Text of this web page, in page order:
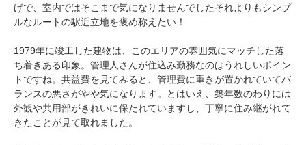
げで、室内ではそこまで気になりませんでしたそれよりもシンプ
ルなルートの駅近立地を褒め称えたい！
1979年に竣工した建物は、このエリアの雰囲気にマッチした落
ち着きある印象。管理人さんが住込み勤務なのはうれしいポイン
トですね。共益費を見てみると、管理費に重きが置かれていてバ
ランスの悪さがやや気になります。とはいえ、築年数のわりには
外観や共用部がきれいに保たれていますし、丁寧に住み継がれて
きたことが見て取れました。